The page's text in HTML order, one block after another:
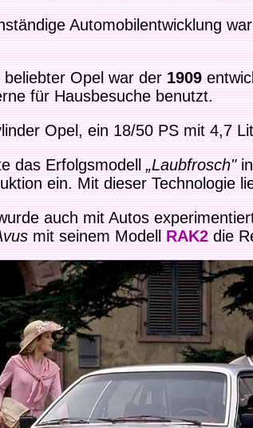
Automobilentwicklung
beliebter Opel war der1909
für Hausbesuche benutzt.
Opel, ein 18/50 PS mit 4,7
das Erfolgsmodell„Laubfrosch"in
ein. Mit dieser Technologie
auch mit Autos
mit seinem ModellRAK2die